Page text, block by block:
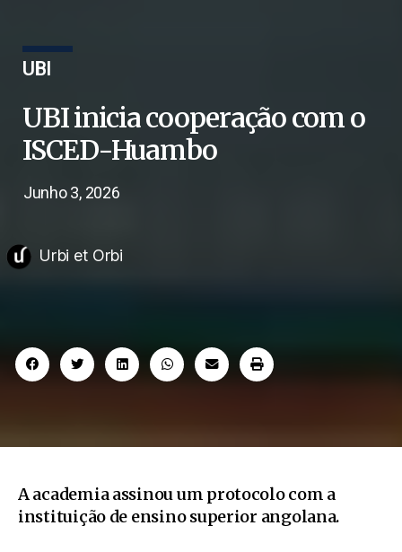
UBI
UBI inicia cooperação com o
ISCED-Huambo
Junho 3, 2026
Urbi et Orbi
A academia assinou um protocolo com a
instituição de ensino superior angolana.